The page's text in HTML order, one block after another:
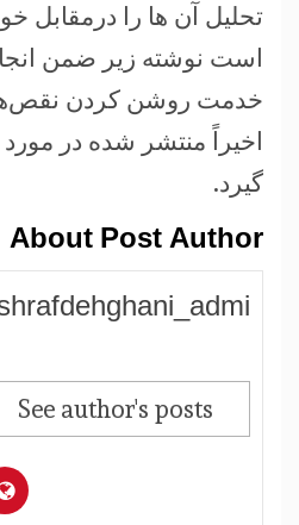
تحلیل آن ها را درمقابل
است نوشته زیر ضمن
خدمت روشن کردن
اخیراً منتشر شده در
گیرد.
About Post Author
See author's posts